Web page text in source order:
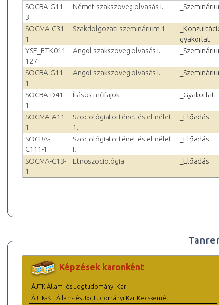
SOCBA-G11-
3
Német szakszöveg olvasás I.
SOCMA-C31-
1
Szakdolgozati szeminárium 1
gyakorlat
YSE_BTK011-
127
Angol szakszöveg olvasás I.
SOCBA-G11-
1
Angol szakszöveg olvasás I.
SOCBA-D41-
1
Írásos műfajok _Gyakorlat
SOCMA-A11-
1
Szociológiatörténet és elmélet
1.
_Előadás
SOCBA-
C111-1
Szociológiatörténet és elmélet
I.
_Előadás
SOCMA-C13-
1
Etnoszociológia _Előadás
Képzések karonként
ÁJTK Állam- és Jogtudományi Kar
ÁJTK-KT Állam- és Jogtudományi Kar Kecskemét